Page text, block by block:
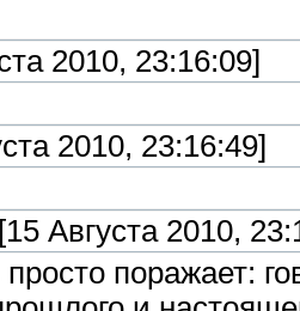
2010, 23:16:09]
2010, 23:16:49]
[15 Августа 2010,
поражает: